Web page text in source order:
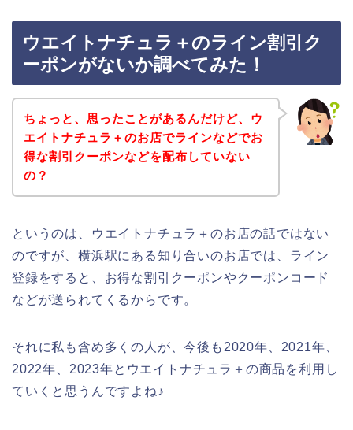
ウエイトナチュラ＋のライン割引ク
ーポンがないか調べてみた！
ちょっと、思ったことがあるんだけど、ウ
エイトナチュラ＋のお店でラインなどでお
得な割引クーポンなどを配布していない
の？
というのは、ウエイトナチュラ＋のお店の話ではない
のですが、横浜駅にある知り合いのお店では、ライン
登録をすると、お得な割引クーポンやクーポンコード
などが送られてくるからです。
それに私も含め多くの人が、今後も2020年、2021年、
2022年、2023年とウエイトナチュラ＋の商品を利用し
ていくと思うんですよね♪